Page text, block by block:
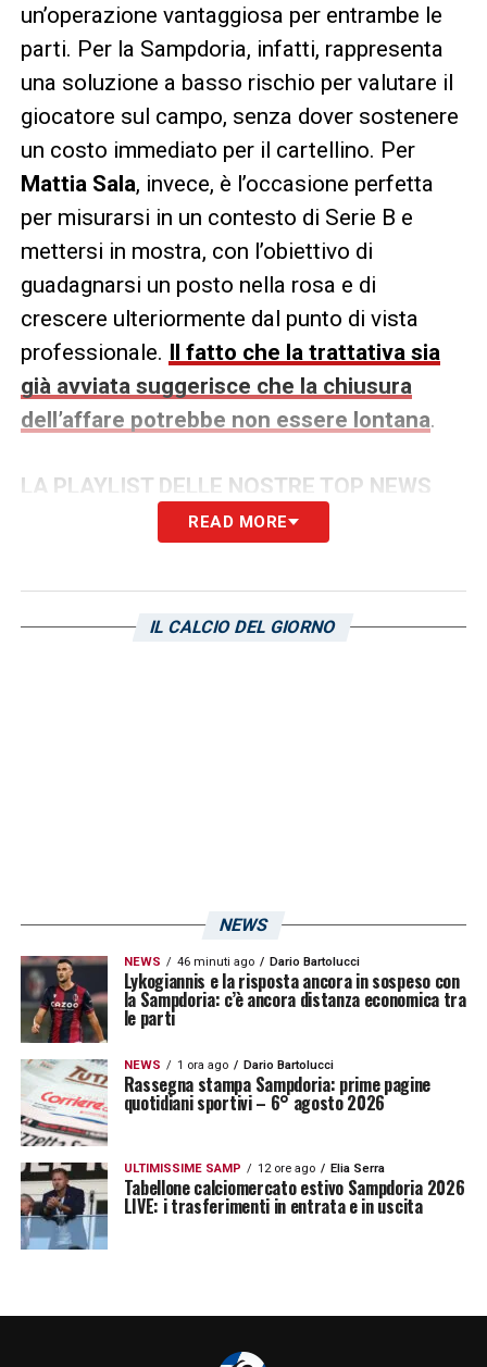
un’operazione vantaggiosa per entrambe le
parti. Per la Sampdoria, infatti, rappresenta
una soluzione a basso rischio per valutare il
giocatore sul campo, senza dover sostenere
un costo immediato per il cartellino. Per
Mattia Sala, invece, è l’occasione perfetta
per misurarsi in un contesto di Serie B e
mettersi in mostra, con l’obiettivo di
guadagnarsi un posto nella rosa e di
crescere ulteriormente dal punto di vista
professionale. Il fatto che la trattativa sia
già avviata suggerisce che la chiusura
dell’affare potrebbe non essere lontana.
LA PLAYLIST DELLE NOSTRE TOP NEWS
READ MORE
IL CALCIO DEL GIORNO
NEWS
NEWS 46 minuti ago Dario Bartolucci
Lykogiannis e la risposta ancora in sospeso con
la Sampdoria: c’è ancora distanza economica tra
le parti
NEWS 1 ora ago Dario Bartolucci
Rassegna stampa Sampdoria: prime pagine
quotidiani sportivi – 6° agosto 2026
ULTIMISSIME SAMP 12 ore ago Elia Serra
Tabellone calciomercato estivo Sampdoria 2026
LIVE: i trasferimenti in entrata e in uscita